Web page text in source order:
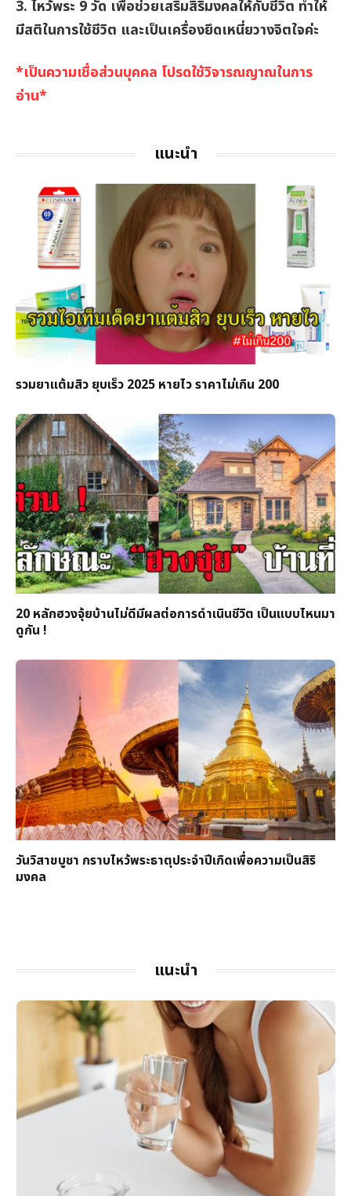
3. ไหว้พระ 9 วัด เพื่อช่วยเสริมสิริมงคลให้กับชีวิต ทำให้
มีสติในการใช้ชีวิต และเป็นเครื่องยึดเหนี่ยวางจิตใจค่ะ
*เป็นความเชื่อส่วนบุคคล โปรดใช้วิจารณญาณในการ
อ่าน*
แนะนำ
รวมยาแต้มสิว ยุบเร็ว 2025 หายไว ราคาไม่เกิน 200
20 หลักฮวงจุ้ยบ้านไม่ดีมีผลต่อการดำเนินชีวิต เป็นแบบไหนมา
ดูกัน !
วันวิสาขบูชา กราบไหว้พระธาตุประจำปีเกิดเพื่อความเป็นสิริ
มงคล
แนะนำ